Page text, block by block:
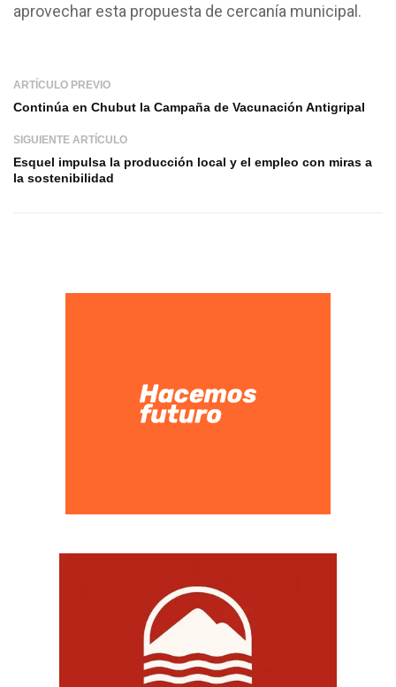
aprovechar esta propuesta de cercanía municipal.
ARTÍCULO PREVIO
Continúa en Chubut la Campaña de Vacunación Antigripal
SIGUIENTE ARTÍCULO
Esquel impulsa la producción local y el empleo con miras a
la sostenibilidad